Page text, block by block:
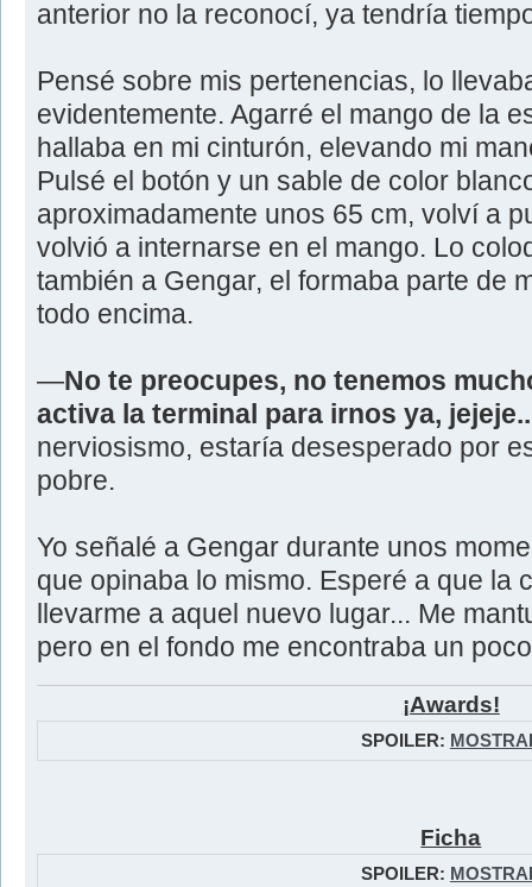
anterior no la reconocí, ya tendría
Pensé sobre mis pertenencias, lo
evidentemente. Agarré el mango de la
hallaba en mi cinturón, elevando mi
Pulsé el botón y un sable de color
aproximadamente unos 65 cm, volví a
volvió a internarse en el mango. Lo
también a Gengar, el formaba parte de
todo encima.
—No te preocupes, no tenemos
activa la terminal para irnos ya,
nerviosismo, estaría desesperado por
pobre.
Yo señalé a Gengar durante unos
que opinaba lo mismo. Esperé a que la
llevarme a aquel nuevo lugar... Me
pero en el fondo me encontraba un
¡Awards!
SPOILER:
Ficha
SPOILER: